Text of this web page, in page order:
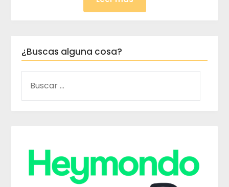
¿Buscas alguna cosa?